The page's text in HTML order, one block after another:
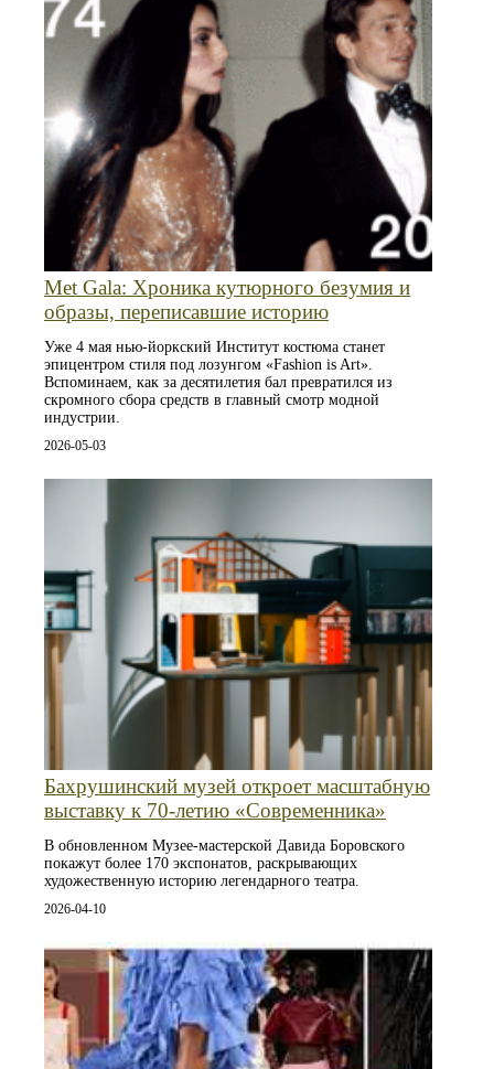
Met Gala: Хроника кутюрного безумия и
образы, переписавшие историю
Уже 4 мая нью-йоркский Институт костюма станет
эпицентром стиля под лозунгом «Fashion is Art».
Вспоминаем, как за десятилетия бал превратился из
скромного сбора средств в главный смотр модной
индустрии.
2026-05-03
Бахрушинский музей откроет масштабную
выставку к 70-летию «Современника»
В обновленном Музее-мастерской Давида Боровского
покажут более 170 экспонатов, раскрывающих
художественную историю легендарного театра.
2026-04-10